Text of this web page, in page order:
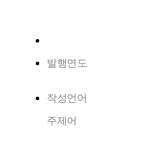
발행연도
작성언어
주제어